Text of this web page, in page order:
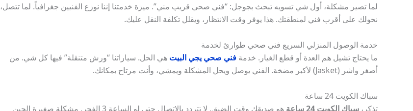
لما تصير مشكلة، أول شي تسويه تبحث بجوجل: “فني صحي قريب مني”. ميزة خدمتنا إننا نوزع الفنيين جغرافياً. لما تتصل،
نحولك على أقرب فني لمنطقتك. هذا يوفر وقت الانتظار، ويقلل تكلفة النقل عليك.
خدمة الوصول المنزلي السريع فني صحي طوارئ لخدمة
ما يحتاج تشيل هم العدة أو قطع الغيار. خدمة فني صحي يجي البيت هي الحل. سياراتنا “ورش متنقلة” فيها كل شي. من
أصغر واشر (Jasket) لأكبر مضخة. الفني يوصل ويحل المشكلة ويمشي، وأنت مرتاح بمكانك.
سباك الكويت 24 ساعة
تذكر، سباك الكويت 24 ساعة هو صديقك وقت الضيق. لا تتردد بالاتصال حتى لو الساعة 3 الفجر. مشكلة صغيرة الحين